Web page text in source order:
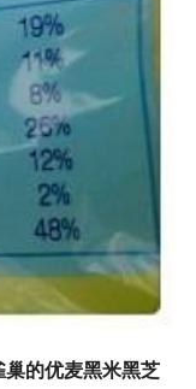
巢的优麦黑米黑芝